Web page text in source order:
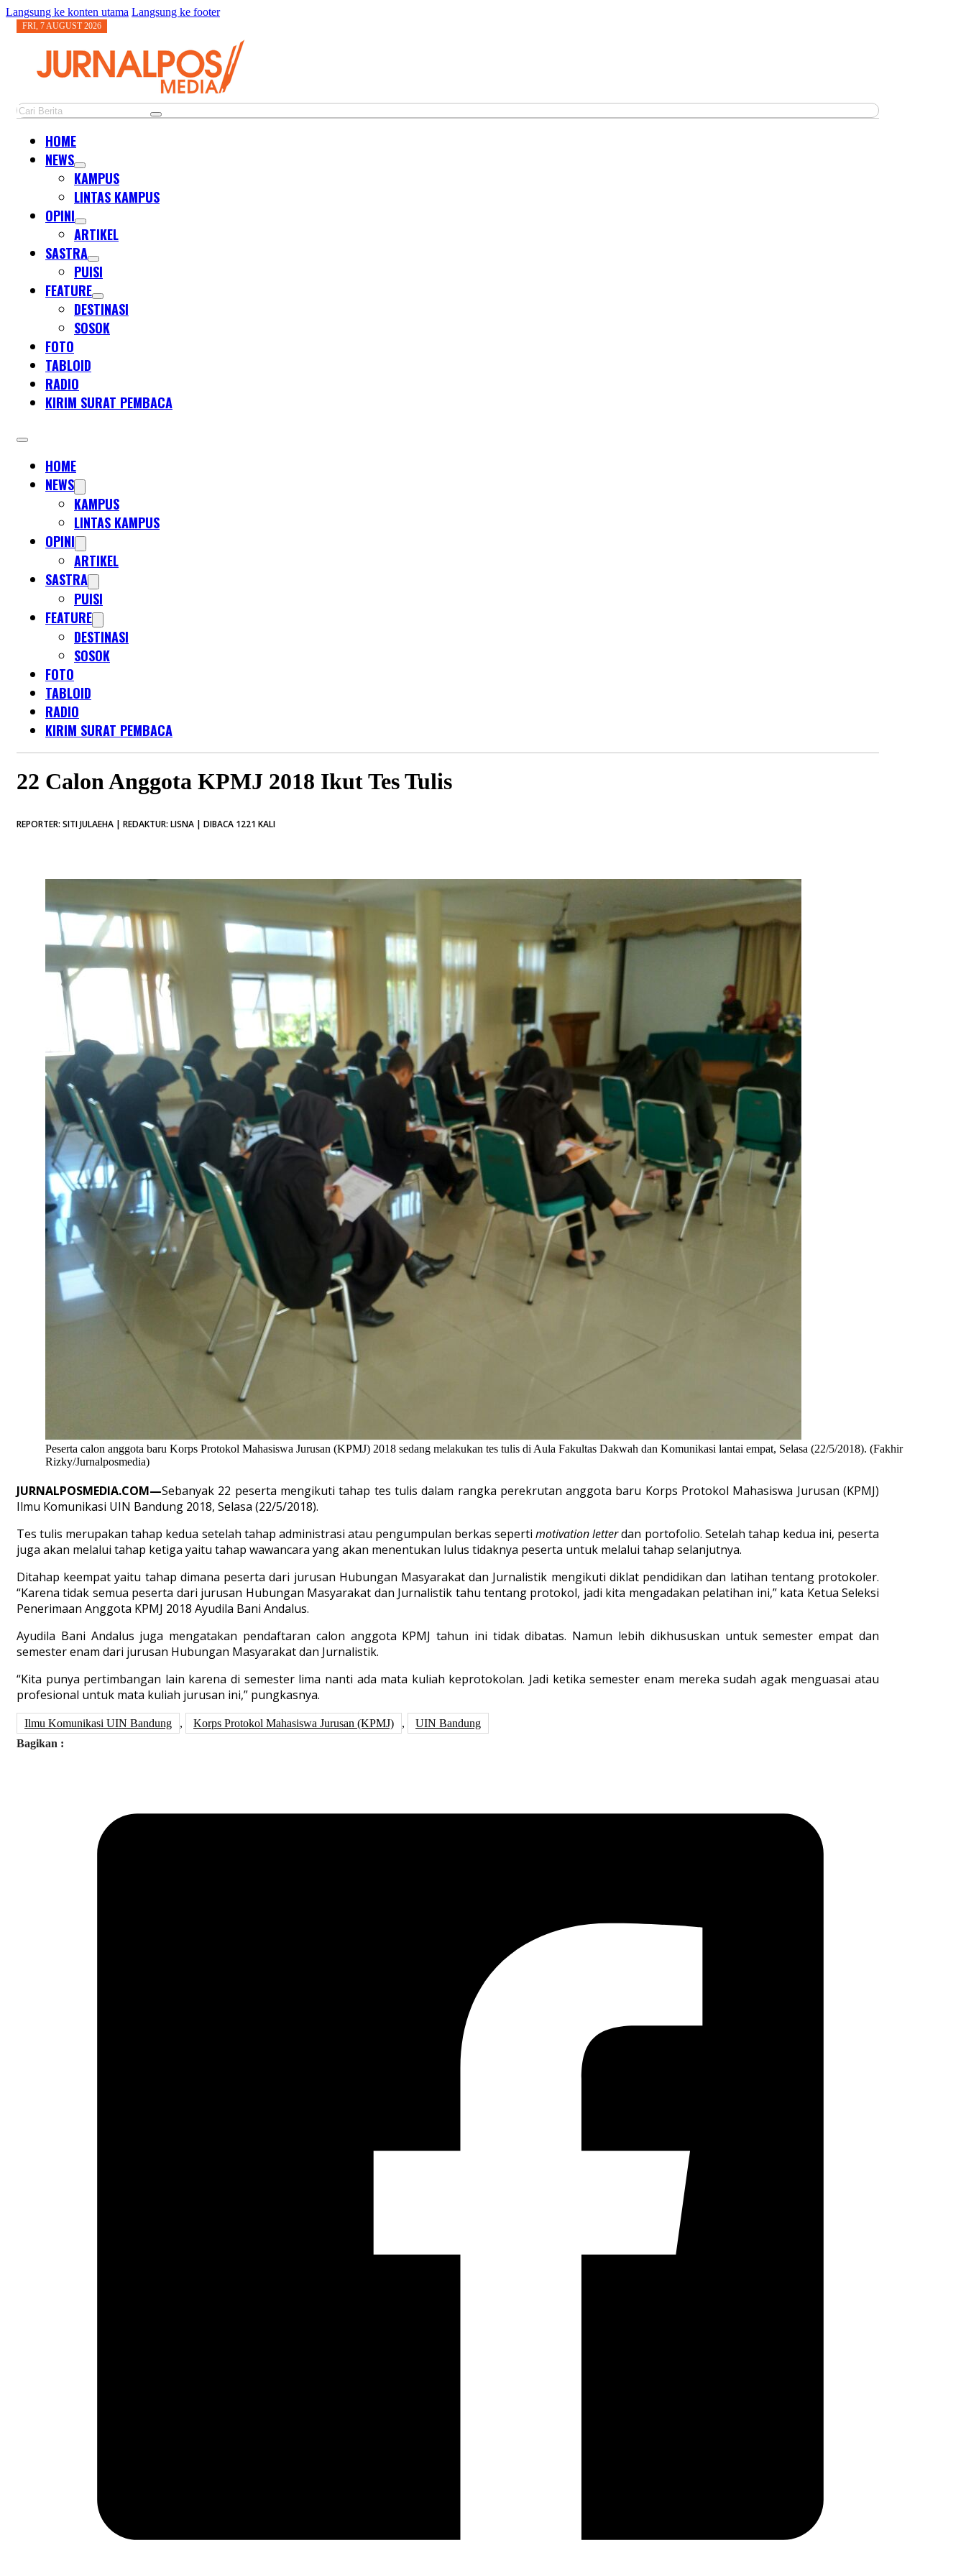
Langsung ke konten utama Langsung ke footer
FRI, 7 AUGUST 2026
Cari
HOME
NEWS
KAMPUS
LINTAS KAMPUS
OPINI
ARTIKEL
SASTRA
PUISI
FEATURE
DESTINASI
SOSOK
FOTO
TABLOID
RADIO
KIRIM SURAT PEMBACA
HOME
NEWS
KAMPUS
LINTAS KAMPUS
OPINI
ARTIKEL
SASTRA
PUISI
FEATURE
DESTINASI
SOSOK
FOTO
TABLOID
RADIO
KIRIM SURAT PEMBACA
22 Calon Anggota KPMJ 2018 Ikut Tes Tulis
REPORTER: SITI JULAEHA | REDAKTUR: LISNA | DIBACA 1221 KALI
Peserta calon anggota baru Korps Protokol Mahasiswa Jurusan (KPMJ) 2018 sedang melakukan tes tulis di Aula Fakultas Dakwah dan Komunikasi lantai empat, Selasa (22/5/2018). (Fakhir
Rizky/Jurnalposmedia)
JURNALPOSMEDIA.COM—Sebanyak 22 peserta mengikuti tahap tes tulis dalam rangka perekrutan anggota baru Korps Protokol Mahasiswa Jurusan (KPMJ)
Ilmu Komunikasi UIN Bandung 2018, Selasa (22/5/2018).
Tes tulis merupakan tahap kedua setelah tahap administrasi atau pengumpulan berkas sepertimotivation letterdan portofolio. Setelah tahap kedua ini, peserta
juga akan melalui tahap ketiga yaitu tahap wawancara yang akan menentukan lulus tidaknya peserta untuk melalui tahap selanjutnya.
Ditahap keempat yaitu tahap dimana peserta dari jurusan Hubungan Masyarakat dan Jurnalistik mengikuti diklat pendidikan dan latihan tentang protokoler.
“Karena tidak semua peserta dari jurusan Hubungan Masyarakat dan Jurnalistik tahu tentang protokol, jadi kita mengadakan pelatihan ini,” kata Ketua Seleksi
Penerimaan Anggota KPMJ 2018 Ayudila Bani Andalus.
Ayudila Bani Andalus juga mengatakan pendaftaran calon anggota KPMJ tahun ini tidak dibatas. Namun lebih dikhususkan untuk semester empat dan
semester enam dari jurusan Hubungan Masyarakat dan Jurnalistik.
“Kita punya pertimbangan lain karena di semester lima nanti ada mata kuliah keprotokolan. Jadi ketika semester enam mereka sudah agak menguasai atau
profesional untuk mata kuliah jurusan ini,” pungkasnya.
Ilmu Komunikasi UIN Bandung , Korps Protokol Mahasiswa Jurusan (KPMJ) ,
UIN Bandung
Bagikan :